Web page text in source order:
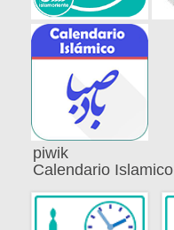
piwik
Calendario Islamico